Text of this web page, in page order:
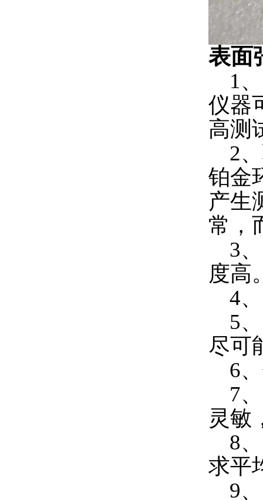
表面
1、
仪器
高测
2、
铂金
产生
常，
3、
度高
4、
5、
尽可
6、
7、
灵敏
8、
求平
9、